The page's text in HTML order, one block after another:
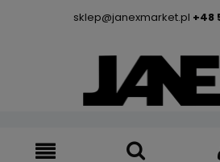
sklep@janexmarket.pl +48